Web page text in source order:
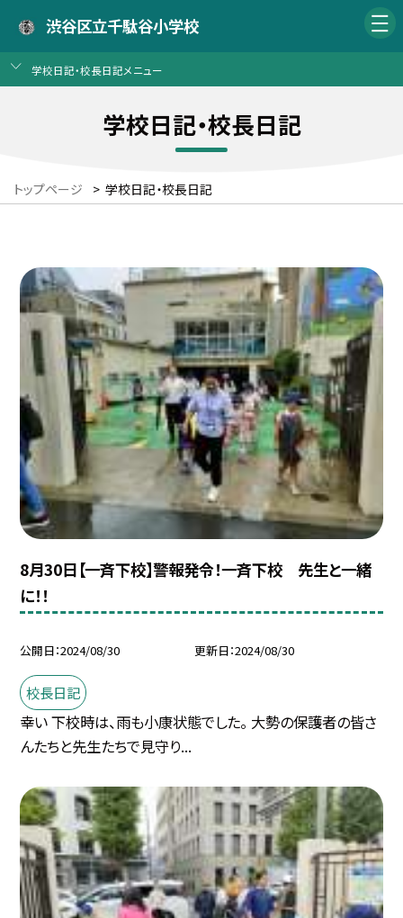
渋谷区立千駄谷小学校
学校日記・校長日記メニュー
学校日記・校長日記
トップページ > 学校日記・校長日記
8月30日【一斉下校】警報発令！一斉下校 先生と一緒
に！！
公開日 2024/08/30 更新日 2024/08/30
校長日記
幸い 下校時は、雨も小康状態でした。 大勢の保護者の皆さ
んたちと先生たちで見守り...